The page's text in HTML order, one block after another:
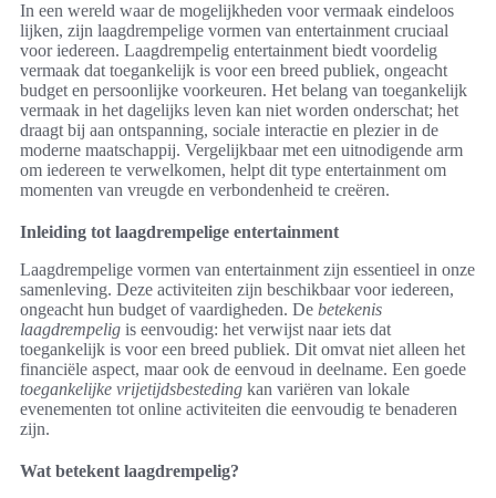
In een wereld waar de mogelijkheden voor vermaak eindeloos
lijken, zijn laagdrempelige vormen van entertainment cruciaal
voor iedereen. Laagdrempelig entertainment biedt voordelig
vermaak dat toegankelijk is voor een breed publiek, ongeacht
budget en persoonlijke voorkeuren. Het belang van toegankelijk
vermaak in het dagelijks leven kan niet worden onderschat; het
draagt bij aan ontspanning, sociale interactie en plezier in de
moderne maatschappij. Vergelijkbaar met een uitnodigende arm
om iedereen te verwelkomen, helpt dit type entertainment om
momenten van vreugde en verbondenheid te creëren.
Inleiding tot laagdrempelige entertainment
Laagdrempelige vormen van entertainment zijn essentieel in onze
samenleving. Deze activiteiten zijn beschikbaar voor iedereen,
ongeacht hun budget of vaardigheden. De betekenis
laagdrempelig is eenvoudig: het verwijst naar iets dat
toegankelijk is voor een breed publiek. Dit omvat niet alleen het
financiële aspect, maar ook de eenvoud in deelname. Een goede
toegankelijke vrijetijdsbesteding kan variëren van lokale
evenementen tot online activiteiten die eenvoudig te benaderen
zijn.
Wat betekent laagdrempelig?